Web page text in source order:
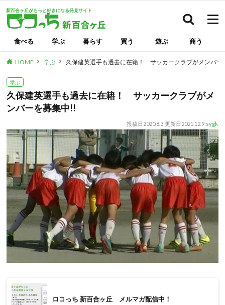
新百合ヶ丘がもっと好きになる発見サイト
食べる 学ぶ 暮らす 買う 遊ぶ 商う
HOME 学ぶ 久保建英選手も過去に在籍！ サッカークラブがメンバ
学ぶ
久保建英選手も過去に在籍！ サッカークラブがメ
ンバーを募集中!!
投稿日 2020.8.3 更新日 2021.12.9 sygk
ロコっち 新百合ヶ丘 メルマガ配信中！